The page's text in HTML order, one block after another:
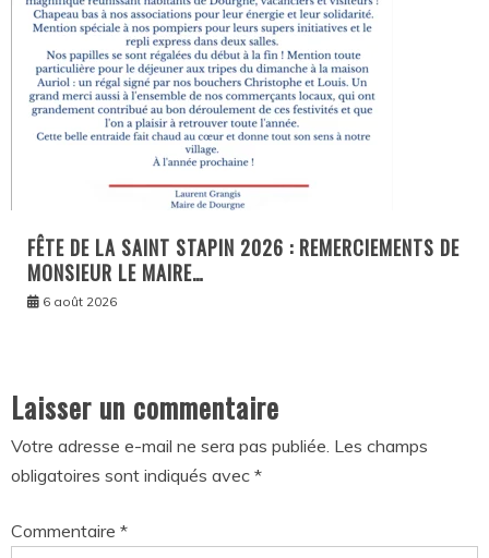
FÊTE DE LA SAINT STAPIN 2026 : REMERCIEMENTS DE
MONSIEUR LE MAIRE…
6 août 2026
Laisser un commentaire
Votre adresse e-mail ne sera pas publiée. Les champs
obligatoires sont indiqués avec *
Commentaire *